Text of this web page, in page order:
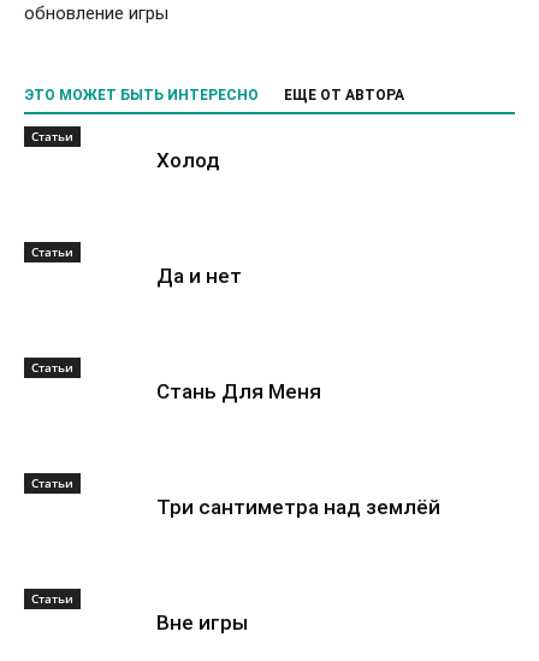
обновление игры
ЭТО МОЖЕТ БЫТЬ ИНТЕРЕСНО ЕЩЕ ОТ АВТОРА
Статьи
Холод
Статьи
Да и нет
Статьи
Стань Для Меня
Статьи
Три сантиметра над землёй
Статьи
Вне игры